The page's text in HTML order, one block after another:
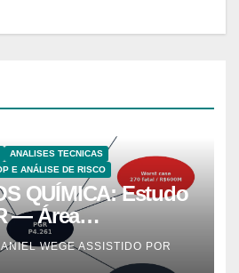
ANALISES TECNICAS
E ANÁLISE DE RISCO
QUÍMICA: Estudo
— Área
Prioridade A em
P4.261)
WEGE ASSISTIDO POR